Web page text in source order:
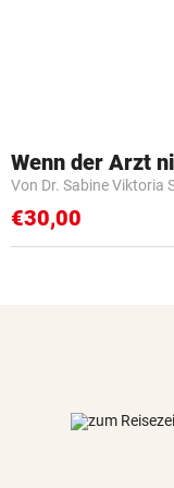
Wenn der Arzt
Von Dr. Sabine Viktoria
€30,00